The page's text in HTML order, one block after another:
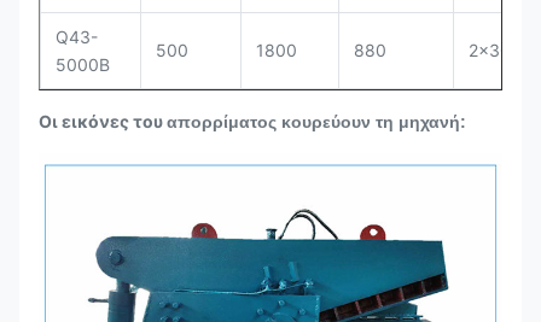
Q43-
5000B
500 1800 880 2×30
Οι εικόνες τουαπορρίματος κουρεύουν τη μηχανή: